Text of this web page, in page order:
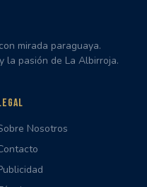
mirada paraguaya.
la pasión de La Albirroja.
Nosotros